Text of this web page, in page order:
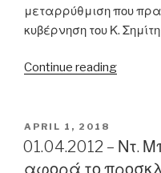
μεταρρύθμιση που
κυβέρνηση του Κ.
Continue reading
«Οι
POSTED
ON
APRIL 1, 2018
01.04.2012 – Ντ.